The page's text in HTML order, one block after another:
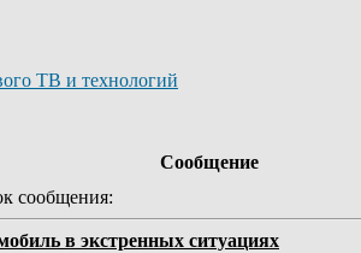
ТВ и технологий
Сообщение
сообщения:
в экстренных ситуациях